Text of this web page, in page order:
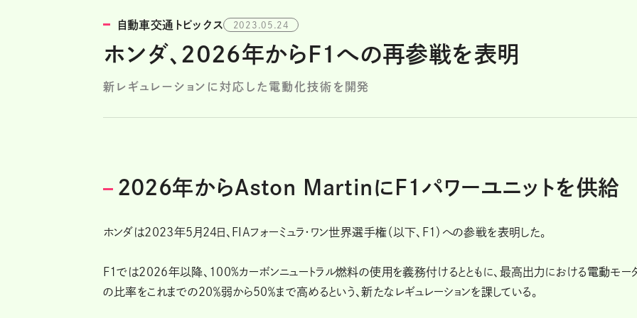
自動車交通トピックス 2023.05.24
ホンダ、2026年からF1への再参戦を表明
新レギュレーションに対応した電動化技術を開発
2026年からAston MartinにF1パワーユニットを供給
ホンダは2023年5月24日、FIAフォーミュラ・ワン世界選手権（以下、F1）への参戦を表明した。
F1では2026年以降、100%カーボンニュートラル燃料の使用を義務付けるとともに、最高出力における電動モー
の比率をこれまでの20％弱から50％まで高めるという、新たなレギュレーションを課している。